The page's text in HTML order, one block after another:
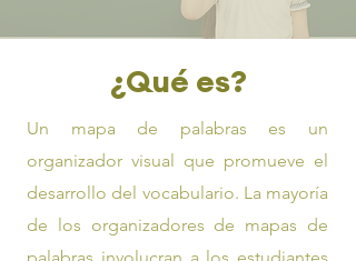
¿Qué es?
Un mapa de palabras es un
organizador visual que promueve el
desarrollo del vocabulario. La mayoría
de los organizadores de mapas de